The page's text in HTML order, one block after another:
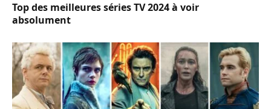
Top des meilleures séries TV 2024 à voir
absolument